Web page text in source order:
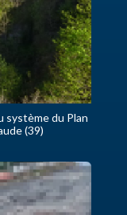
système du Plan
(39)